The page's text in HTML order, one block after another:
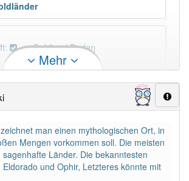
Goldland Duden
×
"-land" enden, haben fast immer
Beispiele
Mehr
man einen mythologischen Ort, in
Mengen vorkommen soll. Die meisten
Länder. Die bekanntesten
und Ophir, Letzteres könnte mit